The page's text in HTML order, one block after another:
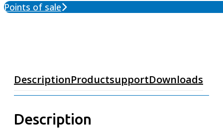
Points of sale
DescriptionProductsupportDownloads
Description